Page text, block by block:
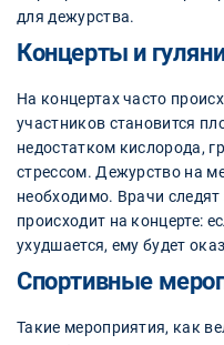
для дежурства.
Концерты и
На концертах часто
участников становится
недостатком кислорода,
стрессом. Дежурство на
необходимо. Врачи следят
происходит на концерте:
ухудшается, ему будет
Спортивные
Такие мероприятия, как